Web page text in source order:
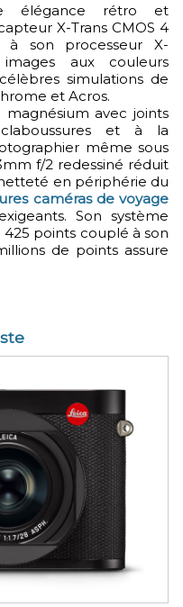
élégance rétro et
X-Trans CMOS 4
à son processeur X-
aux couleurs
simulations de
et Acros.
avec joints
et à la
même sous
f/2 redessiné réduit
en périphérie du
caméras de voyage
Son système
points couplé à son
de points assure